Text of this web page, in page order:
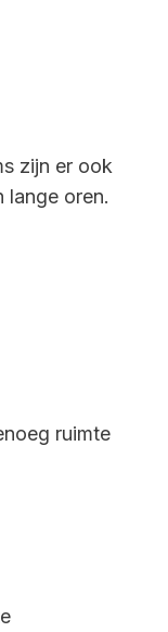
zijn er ook
lange oren.
ruimte